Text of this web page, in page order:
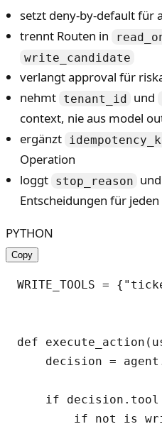
setzt deny-by-default für
trennt Routen in
write_candidate
verlangt approval für
nehmt tenant_id und
context, nie aus model
ergänzt
Operation
loggt stop_reason
Entscheidungen für
PYTHON
Copy
WRITE_TOOLS =
def
decision =
if
if not